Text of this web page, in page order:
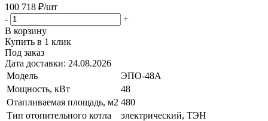
100 718 ₽/шт
-
+
В корзину
Купить в 1 клик
Под заказ
Дата доставки: 24.08.2026
Модель
ЭПО-48А
Мощность, кВт
48
Отапливаемая площадь, м2 480
Тип отопительного котла
электрический, ТЭН